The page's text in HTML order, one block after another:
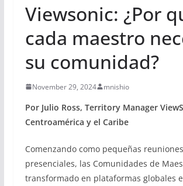
Viewsonic: ¿Por
cada maestro
su comunidad?
November 29, 2024 mnishio
Por Julio Ross, Territory Manager
Centroamérica y el Caribe
Comenzando como pequeñas reuniones
presenciales, las Comunidades de
transformado en plataformas globales